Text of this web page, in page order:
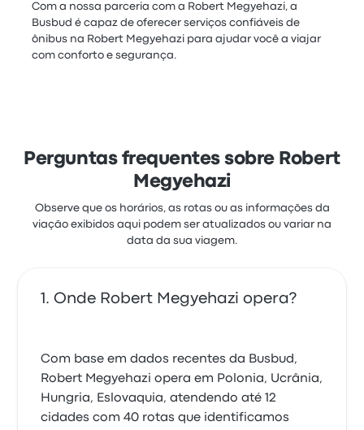
Com a nossa parceria com a Robert Megyehazi, a
Busbud é capaz de oferecer serviços confiáveis de
ônibus na Robert Megyehazi para ajudar você a viajar
com conforto e segurança.
Perguntas frequentes sobre Robert
Megyehazi
Observe que os horários, as rotas ou as informações da
viação exibidos aqui podem ser atualizados ou variar na
data da sua viagem.
Onde Robert Megyehazi opera?
Com base em dados recentes da Busbud,
Robert Megyehazi opera em Polonia, Ucrânia,
Hungria, Eslovaquia, atendendo até 12
cidades com 40 rotas que identificamos